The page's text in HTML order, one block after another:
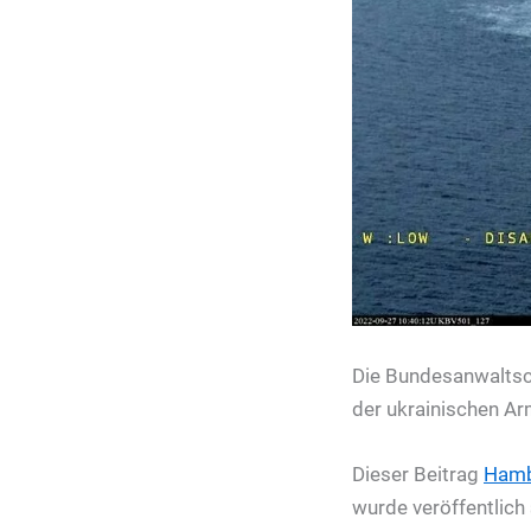
Die
der ukrainischen
Dieser Beitrag
wurde veröffentlich